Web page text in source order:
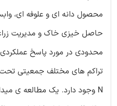
محصول دانه ای و علوفه ای،
حاصل خیزی خاک و مدیریت
محدودی در مورد پاسخ
تراکم های مختلف جمعیتی